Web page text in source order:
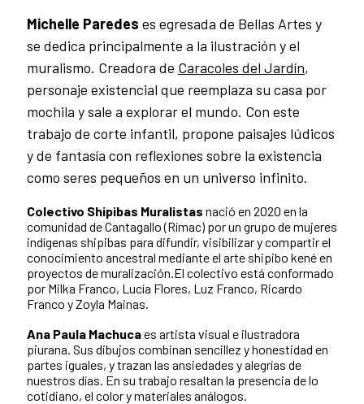
Michelle Paredes es egresada de Bellas Artes y
se dedica principalmente a la ilustración y el
muralismo. Creadora de Caracoles del Jardín,
personaje existencial que reemplaza su casa por
mochila y sale a explorar el mundo. Con este
trabajo de corte infantil, propone paisajes lúdicos
y de fantasía con reflexiones sobre la existencia
como seres pequeños en un universo infinito.
Colectivo Shipibas Muralistas nació en 2020 en la
comunidad de Cantagallo (Rímac) por un grupo de mujeres
indígenas shipibas para difundir, visibilizar y compartir el
conocimiento ancestral mediante el arte shipibo kené en
proyectos de muralización.El colectivo está conformado
por Milka Franco, Lucía Flores, Luz Franco, Ricardo
Franco y Zoyla Mainas.
Ana Paula Machucaes artista visual e ilustradora
piurana. Sus dibujos combinan sencillez y honestidad en
partes iguales, y trazan las ansiedades y alegrías de
nuestros días. En su trabajo resaltan la presencia de lo
cotidiano, el color y materiales análogos.